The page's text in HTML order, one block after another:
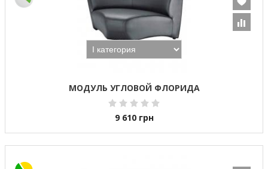
МОДУЛЬ УГЛОВОЙ ФЛОРИДА
9 610 грн